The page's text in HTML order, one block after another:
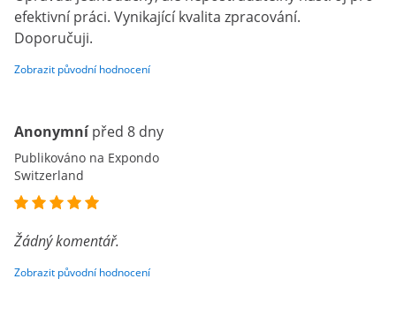
efektivní práci. Vynikající kvalita zpracování.
Doporučuji.
Zobrazit původní hodnocení
Anonymní před 8 dny
Publikováno na Expondo
Switzerland
Žádný komentář.
Zobrazit původní hodnocení